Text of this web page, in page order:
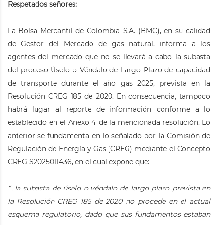
Respetados señores:
La Bolsa Mercantil de Colombia S.A. (BMC), en su calidad
de Gestor del Mercado de gas natural, informa a los
agentes del mercado que no se llevará a cabo la subasta
del proceso Úselo o Véndalo de Largo Plazo de capacidad
de transporte durante el año gas 2025, prevista en la
Resolución CREG 185 de 2020. En consecuencia, tampoco
habrá lugar al reporte de información conforme a lo
establecido en el Anexo 4 de la mencionada resolución. Lo
anterior se fundamenta en lo señalado por la Comisión de
Regulación de Energía y Gas (CREG) mediante el Concepto
CREG S2025011436, en el cual expone que:
“…la subasta de úselo o véndalo de largo plazo prevista en
la Resolución CREG 185 de 2020 no procede en el actual
esquema regulatorio, dado que sus fundamentos estaban